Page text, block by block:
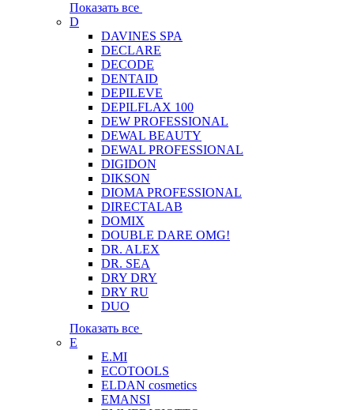
Показать все
D
DAVINES SPA
DECLARE
DECODE
DENTAID
DEPILEVE
DEPILFLAX 100
DEW PROFESSIONAL
DEWAL BEAUTY
DEWAL PROFESSIONAL
DIGIDON
DIKSON
DIOMA PROFESSIONAL
DIRECTALAB
DOMIX
DOUBLE DARE OMG!
DR. ALEX
DR. SEA
DRY DRY
DRY RU
DUO
Показать все
E
E.MI
ECOTOOLS
ELDAN cosmetics
EMANSI